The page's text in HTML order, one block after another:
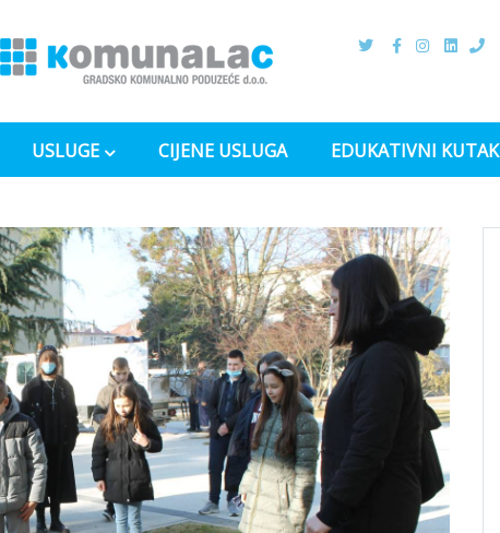
USLUGE CIJENE USLUGA EDUKATIVNI KUTAK